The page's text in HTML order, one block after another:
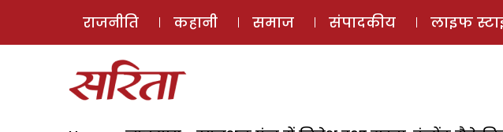
राजनीति कहानी समाज संपादकीय लाइफ